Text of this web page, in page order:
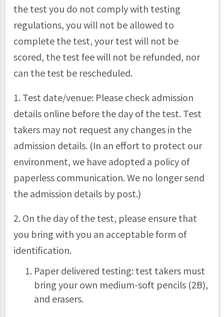
the test you do not comply with testing
regulations, you will not be allowed to
complete the test, your test will not be
scored, the test fee will not be refunded, nor
can the test be rescheduled.
1. Test date/venue: Please check admission
details online before the day of the test. Test
takers may not request any changes in the
admission details. (In an effort to protect our
environment, we have adopted a policy of
paperless communication. We no longer send
the admission details by post.)
2. On the day of the test, please ensure that
you bring with you an acceptable form of
identification.
Paper delivered testing: test takers must
bring your own medium-soft pencils (2B),
and erasers.